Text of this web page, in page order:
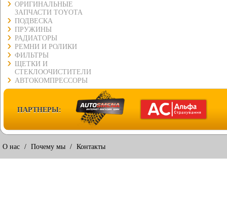
ОРИГИНАЛЬНЫЕ
ЗАПЧАСТИ TOYOTA
ПОДВЕСКА
ПРУЖИНЫ
РАДИАТОРЫ
РЕМНИ И РОЛИКИ
ФИЛЬТРЫ
ЩЕТКИ И
СТЕКЛООЧИСТИТЕЛИ
АВТОКОМПРЕССОРЫ
ПАРТНЕРЫ:
О нас / Почему мы / Контакты